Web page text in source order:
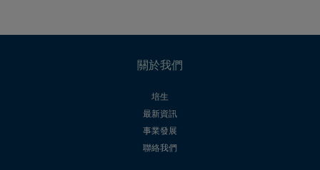
關於我們
培生
最新資訊
事業發展
聯絡我們